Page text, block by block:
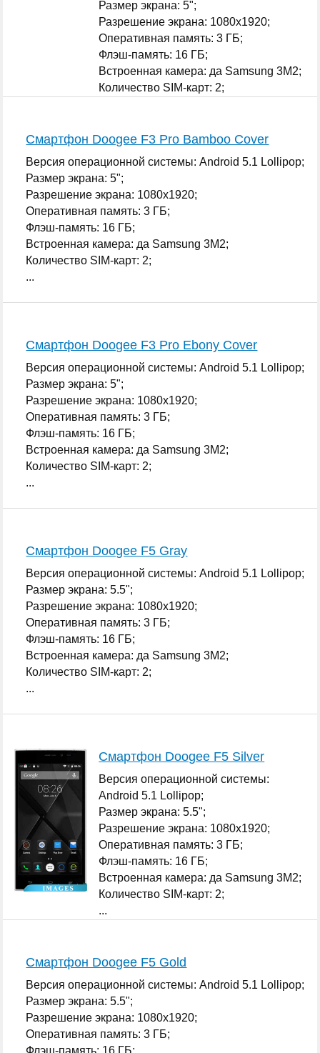
Размер экрана: 5";
Разрешение экрана: 1080x1920;
Оперативная память: 3 ГБ;
Флэш-память: 16 ГБ;
Встроенная камера: да Samsung 3M2;
Количество SIM-карт: 2;
Смартфон Doogee F3 Pro Bamboo Cover
Версия операционной системы: Android 5.1 Lollipop;
Размер экрана: 5";
Разрешение экрана: 1080x1920;
Оперативная память: 3 ГБ;
Флэш-память: 16 ГБ;
Встроенная камера: да Samsung 3M2;
Количество SIM-карт: 2;
...
Смартфон Doogee F3 Pro Ebony Cover
Версия операционной системы: Android 5.1 Lollipop;
Размер экрана: 5";
Разрешение экрана: 1080x1920;
Оперативная память: 3 ГБ;
Флэш-память: 16 ГБ;
Встроенная камера: да Samsung 3M2;
Количество SIM-карт: 2;
...
Смартфон Doogee F5 Gray
Версия операционной системы: Android 5.1 Lollipop;
Размер экрана: 5.5";
Разрешение экрана: 1080x1920;
Оперативная память: 3 ГБ;
Флэш-память: 16 ГБ;
Встроенная камера: да Samsung 3M2;
Количество SIM-карт: 2;
...
Смартфон Doogee F5 Silver
Версия операционной системы:
Android 5.1 Lollipop;
Размер экрана: 5.5";
Разрешение экрана: 1080x1920;
Оперативная память: 3 ГБ;
Флэш-память: 16 ГБ;
Встроенная камера: да Samsung 3M2;
Количество SIM-карт: 2;
...
Смартфон Doogee F5 Gold
Версия операционной системы: Android 5.1 Lollipop;
Размер экрана: 5.5";
Разрешение экрана: 1080x1920;
Оперативная память: 3 ГБ;
Флэш-память: 16 ГБ;